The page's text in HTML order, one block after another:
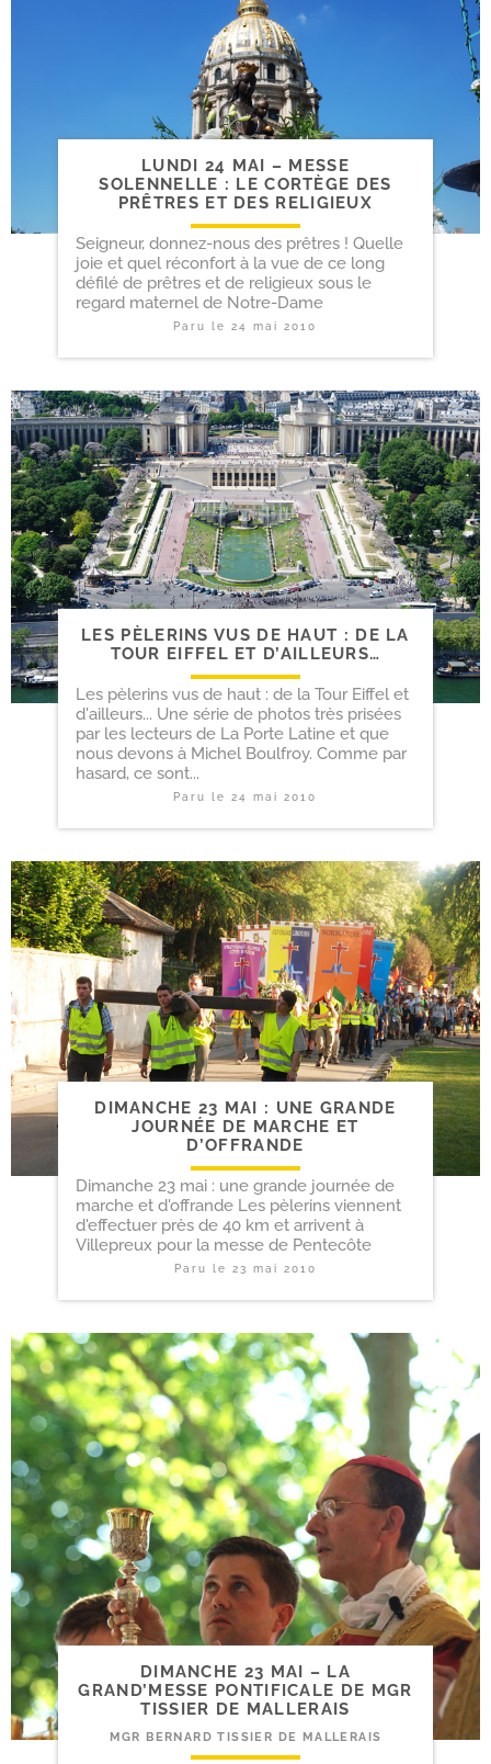
LUNDI 24 MAI – MESSE
SOLENNELLE : LE CORTÈGE DES
PRÊTRES ET DES RELIGIEUX
Seigneur, donnez-nous des prêtres ! Quelle
joie et quel réconfort à la vue de ce long
défilé de prêtres et de religieux sous le
regard maternel de Notre-Dame
Paru le24 mai 2010
LES PÈLERINS VUS DE HAUT : DE LA
TOUR EIFFEL ET D’AILLEURS…
Les pèlerins vus de haut : de la Tour Eiffel et
d'ailleurs... Une série de photos très prisées
par les lecteurs de La Porte Latine et que
nous devons à Michel Boulfroy. Comme par
hasard, ce sont...
Paru le24 mai 2010
DIMANCHE 23 MAI : UNE GRANDE
JOURNÉE DE MARCHE ET
D’OFFRANDE
Dimanche 23 mai : une grande journée de
marche et d'offrande Les pèlerins viennent
d'effectuer près de 40 km et arrivent à
Villepreux pour la messe de Pentecôte
Paru le 23 mai 2010
DIMANCHE 23 MAI – LA
GRAND’MESSE PONTIFICALE DE MGR
TISSIER DE MALLERAIS
MGR BERNARD TISSIER DE MALLERAIS